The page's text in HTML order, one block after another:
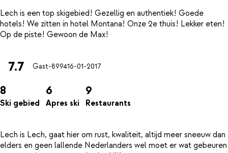
Lech is een top skigebied! Gezellig en authentiek! Goede
hotels! We zitten in hotel Montana! Onze 2e thuis! Lekker eten!
7.7 Gast-899416-01-2017
8
Ski gebied
6
Apres ski
9
Restaurants
Lech is Lech, gaat hier om rust, kwaliteit, altijd meer sneeuw dan
elders en geen lallende Nederlanders wel moet er wat gebeuren